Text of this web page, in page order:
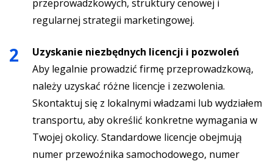
przeprowadzkowych, struktury cenowej i
regularnej strategii marketingowej.
Uzyskanie niezbędnych licencji i pozwoleń
Aby legalnie prowadzić firmę przeprowadzkową,
należy uzyskać różne licencje i zezwolenia.
Skontaktuj się z lokalnymi władzami lub wydziałem
transportu, aby określić konkretne wymagania w
Twojej okolicy. Standardowe licencje obejmują
numer przewoźnika samochodowego, numer